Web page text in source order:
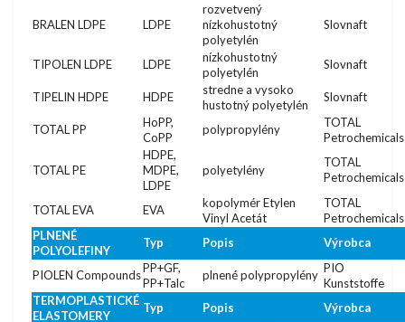
BRALEN LDPE LDPE
rozvetvený
nízkohustotný
polyetylén
Slovnaft
TIPOLEN LDPE LDPE
nízkohustotný
polyetylén
Slovnaft
TIPELIN HDPE HDPE
stredne a vysoko
hustotný polyetylén
Slovnaft
TOTAL PP
HoPP,
CoPP
polypropylény
TOTAL
Petrochemicals
TOTAL PE
HDPE,
MDPE,
LDPE
polyetylény
TOTAL
Petrochemicals
TOTAL EVA EVA
kopolymér Etylen
Vinyl Acetát
TOTAL
Petrochemicals
PLNENÉ
POLYOLEFINY
Typ Popis Výrobca
PIOLEN CompoundsPP+GF,
PP+Talc
plnené polypropylény PIO
Kunststoffe
TERMOPLASTICKÉ
ELASTOMERY
Typ Popis Výrobca